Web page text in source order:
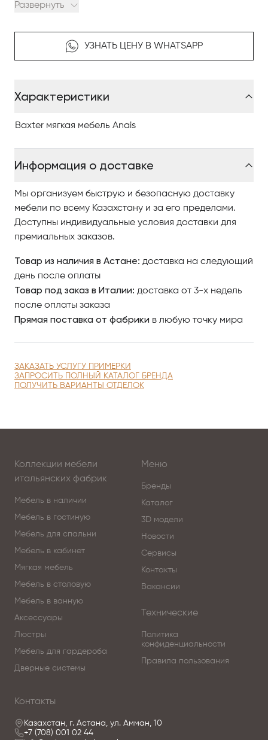
качественными фото, сравнивайте понравившиеся
По вопросам приобретения элитной мебели в
Развернуть
УЗНАТЬ ЦЕНУ В WHATSAPP
Характеристики
Baxter мягкая мебель Anais
Информация о доставке
Мы организуем быструю и безопасную доставку
мебели по всему Казахстану и за его пределами.
Доступны индивидуальные условия доставки для
премиальных заказов.
Товар из наличия в Астане: доставка на следующий
день после оплаты
Товар под заказ в Италии: доставка от 3-х недель
после оплаты заказа
Прямая поставка от фабрики в любую точку мира
ЗАКАЗАТЬ УСЛУГУ ПРИМЕРКИ
ЗАПРОСИТЬ ПОЛНЫЙ КАТАЛОГ БРЕНДА
ПОЛУЧИТЬ ВАРИАНТЫ ОТДЕЛОК
Коллекции мебели
итальянских фабрик
Мебель в наличии
Мебель в гостиную
Мебель для спальни
Мебель в кабинет
Мягкая мебель
Мебель в столовую
Мебель в ванную
Аксессуары
Люстры
Мебель для гардероба
Дверные системы
Меню
Бренды
Каталог
3D модели
Новости
Сервисы
Контакты
Вакансии
Технические
Политика
конфиденциальности
Правила пользования
Контакты
Казахстан, г. Астана, ул. Амман, 10
+7 (708) 001 02 44